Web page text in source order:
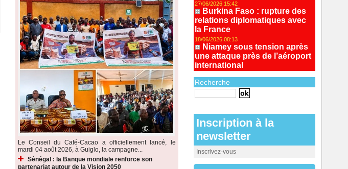
Le Conseil du Café-Cacao a officiellement lancé, le
mardi 04 août 2026, à Guiglo, la campagne...
Sénégal : la Banque mondiale renforce son
partenariat autour de la Vision 2050
27/06/2026 15:42
Burkina Faso : rupture des
relations diplomatiques avec
la France
18/06/2026 08:13
Niamey sous tension après
une attaque près de l’aéroport
international
Recherche
Inscription à la
newsletter
Inscrivez-vous